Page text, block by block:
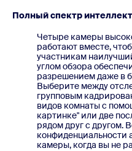
Полный спектр
Четыре камеры
работают вместе,
участникам
углом обзора
разрешением даже в
Выберите между
групповым
видов комнаты с
картинке" или две
рядом друг с другом.
конфиденциальности
камеры, когда вы не